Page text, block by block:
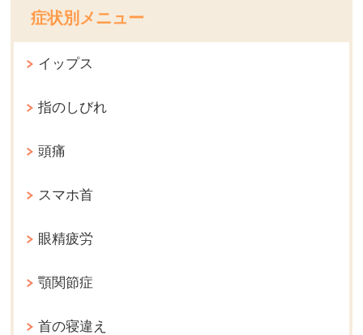
症状別メニュー
イップス
指のしびれ
頭痛
スマホ首
眼精疲労
顎関節症
首の寝違え